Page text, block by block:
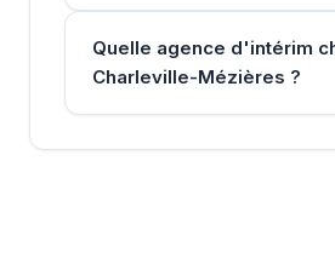
Quelle agence d'intérim
Charleville-Mézières ?